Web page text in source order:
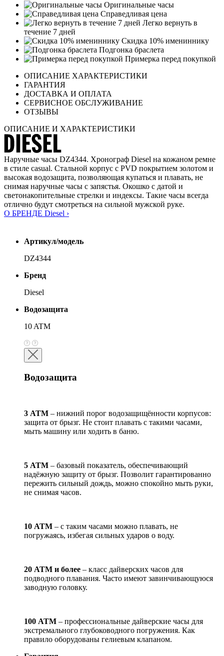
Оригинальные часы
Справедливая цена
Легко вернуть в
течение 7 дней
Скидка 10% имениннику
Подгонка браслета
Примерка перед покупкой
ОПИСАНИЕ ХАРАКТЕРИСТИКИ
ГАРАНТИЯ
ДОСТАВКА И ОПЛАТА
СЕРВИСНОЕ ОБСЛУЖИВАНИЕ
ОТЗЫВЫ
ОПИСАНИЕ И ХАРАКТЕРИСТИКИ
Наручные часы DZ4344. Хронограф Diesel на кожаном ремне
в стиле casual. Стальной корпус с PVD покрытием золотом и
высокая водозащита, позволяющая купаться и плавать, не
снимая наручные часы с запястья. Окошко с датой и
светонакопительные стрелки и индексы. Такие часы всегда
отлично будут смотреться на сильной мужской руке.
О БРЕНДЕ Diesel ›
Артикул/модель
DZ4344
Бренд
Diesel
Водозащита
10 ATM
Водозащита
3 АТМ – нижний порог водозащищённости корпусов:
защита от брызг. Не стоит плавать с такими часами,
мыть машину или ходить в баню.
5 АТМ – базовый показатель, обеспечивающий
надёжную защиту от брызг. Позволит гарантированно
пережить сильный дождь, можно спокойно мыть руки,
не снимая часов.
10 АТМ – с таким часами можно плавать, не
погружаясь, избегая сильных ударов о воду.
20 АТМ и более – класс дайверских часов для
подводного плавания. Часто имеют завинчивающуюся
заводную головку.
100 АТМ – профессиональные дайверские часы для
экстремального глубоководного погружения. Как
правило оборудованы гелиевым клапаном.